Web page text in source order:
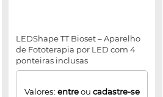
LEDShape TT Bioset – Aparelho
de Fototerapia por LED com 4
ponteiras inclusas
Valores: entreou cadastre-se